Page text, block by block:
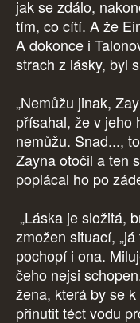
jak se zdálo,
tím, co cítí. A že
A dokonce i
strach z lásky, byl
„Nemůžu jinak,
přísahal, že v jeho
nemůžu. Snad...,
Zayna otočil a ten
poplácal ho po
„Láska je složitá,
zmožen situací,
pochopí i ona.
čeho nejsi
žena, která by se
přinutit téct vodu